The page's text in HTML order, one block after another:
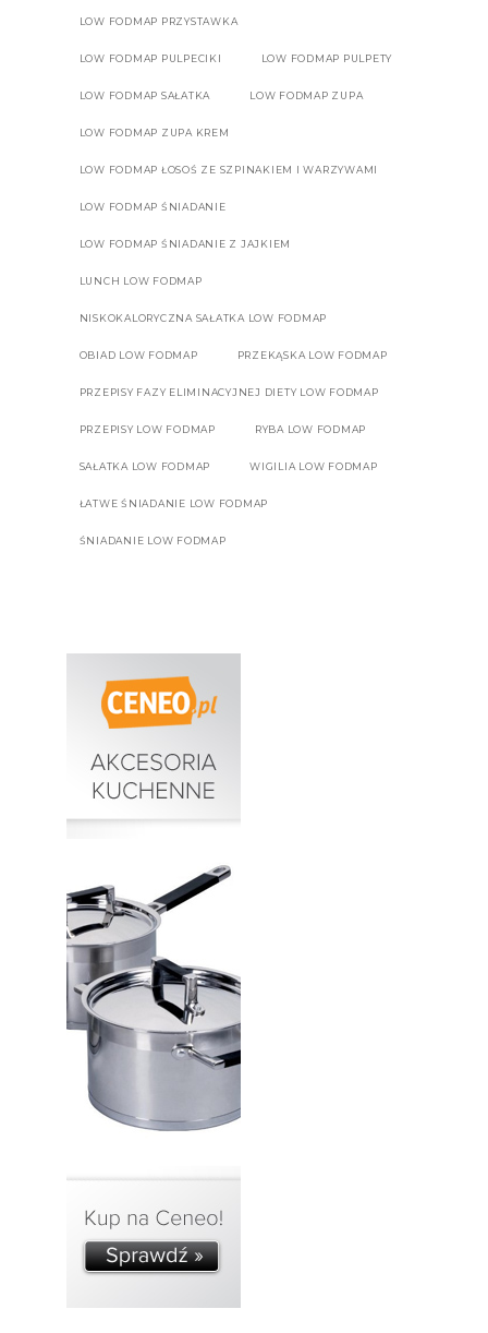
LOW FODMAP PRZYSTAWKA
LOW FODMAP PULPECIKI LOW FODMAP PULPETY
LOW FODMAP SAŁATKA LOW FODMAP ZUPA
LOW FODMAP ZUPA KREM
LOW FODMAP ŁOSOŚ ZE SZPINAKIEM I WARZYWAMI
LOW FODMAP ŚNIADANIE
LOW FODMAP ŚNIADANIE Z JAJKIEM
LUNCH LOW FODMAP
NISKOKALORYCZNA SAŁATKA LOW FODMAP
OBIAD LOW FODMAP PRZEKĄSKA LOW FODMAP
PRZEPISY FAZY ELIMINACYJNEJ DIETY LOW FODMAP
PRZEPISY LOW FODMAP RYBA LOW FODMAP
SAŁATKA LOW FODMAP WIGILIA LOW FODMAP
ŁATWE ŚNIADANIE LOW FODMAP
ŚNIADANIE LOW FODMAP